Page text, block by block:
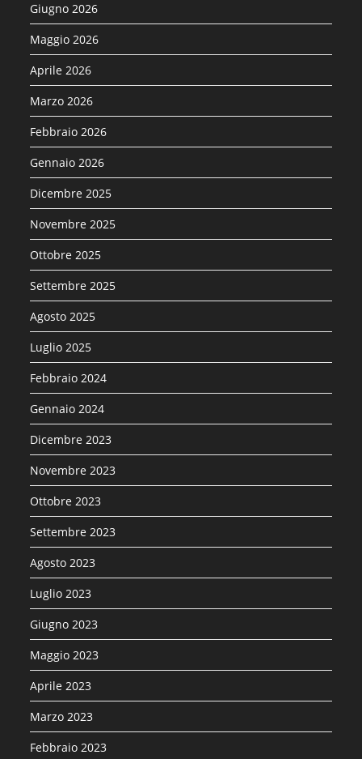
Giugno 2026
Maggio 2026
Aprile 2026
Marzo 2026
Febbraio 2026
Gennaio 2026
Dicembre 2025
Novembre 2025
Ottobre 2025
Settembre 2025
Agosto 2025
Luglio 2025
Febbraio 2024
Gennaio 2024
Dicembre 2023
Novembre 2023
Ottobre 2023
Settembre 2023
Agosto 2023
Luglio 2023
Giugno 2023
Maggio 2023
Aprile 2023
Marzo 2023
Febbraio 2023